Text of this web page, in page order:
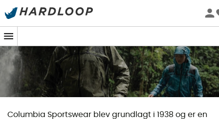
Columbia Sportswear blev grundlagt i 1938 og er en